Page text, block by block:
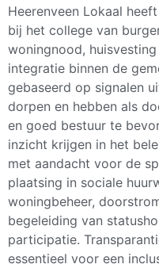
Heerenveen Lokaal
bij het college van
woningnood,
integratie binnen de
gebaseerd op signalen
dorpen en hebben als
en goed bestuur te
inzicht krijgen in het
met aandacht voor de
plaatsing in sociale
woningbeheer,
begeleiding van
participatie.
essentieel voor een